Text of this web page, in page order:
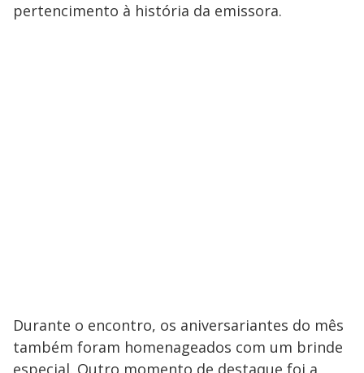
pertencimento à história da emissora.
Durante o encontro, os aniversariantes do mês
também foram homenageados com um brinde